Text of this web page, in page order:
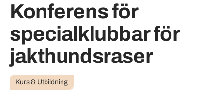
Konferens för
specialklubbar för
jakthundsraser
Kurs & Utbildning